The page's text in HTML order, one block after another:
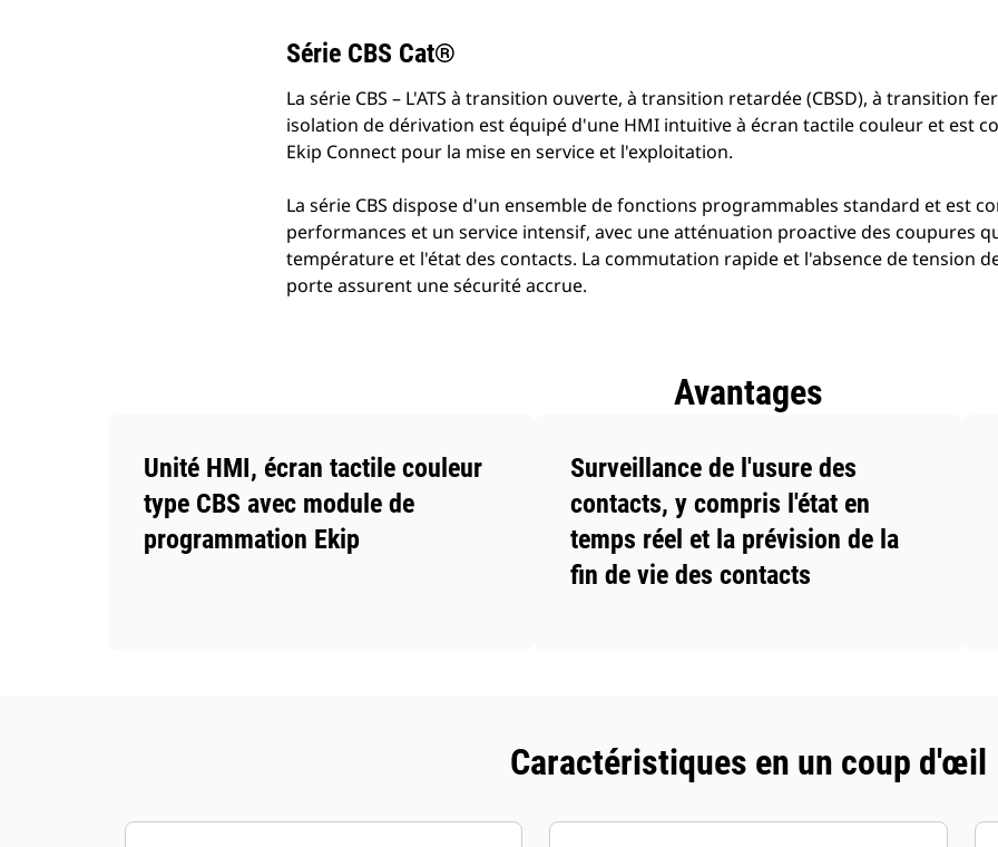
Série CBS Cat®
La série CBS – L'ATS à transition ouverte, à transition retardée (CBSD), à transition
isolation de dérivation est équipé d'une HMI intuitive à écran tactile couleur et est
Ekip Connect pour la mise en service et l'exploitation.
La série CBS dispose d'un ensemble de fonctions programmables standard et est
performances et un service intensif, avec une atténuation proactive des coupures
température et l'état des contacts. La commutation rapide et l'absence de tension
porte assurent une sécurité accrue.
Avantages
Unité HMI, écran tactile couleur
type CBS avec module de
programmation Ekip
Surveillance de l'usure des
contacts, y compris l'état en
temps réel et la prévision de la
fin de vie des contacts
Caractéristiques en un coup d'œil